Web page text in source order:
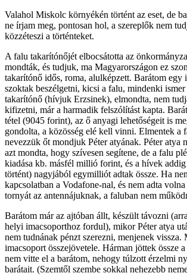
Valahol Miskolc környékén történt az eset, de
ne írjam meg, pontosan hol, a szereplők nem
közzéteszi a történteket.
A falu takarítónőjét elbocsátotta az
mondták, és tudjuk, ma Magyarországon ez
takarítónő idős, roma, alulképzett. Barátom egy
szoktak beszélgetni, kicsi a falu, mindenki
takarítónő (hívjuk Erzsinek), elmondta, nem
kifizetni, már a harmadik felszólítást kapta.
tétel (9045 forint), az ő anyagi lehetőségeit is
gondolta, a közösség elé kell vinni. Elmentek a
nevezzük őt mondjuk Péter atyának. Péter atya
azt mondta, hogy szívesen segítene, de a falu
kiadása kb. másfél millió forint, és a hívek addig
történt) nagyjából egymilliót adtak össze. Ha
kapcsolatban a Vodafone-nal, és nem adta
tornyát az antennájuknak, a faluban nem
Barátom már az ajtóban állt, készült távozni
helyi imacsoporthoz fordul), mikor Péter atya
nem tudnának pénzt szerezni, menjenek vissza.
imacsoport összejövetele. Hárman jöttek össze
nem vitte el a barátom, nehogy túlzott érzelmi
barátait. (Szemtől szembe sokkal nehezebb